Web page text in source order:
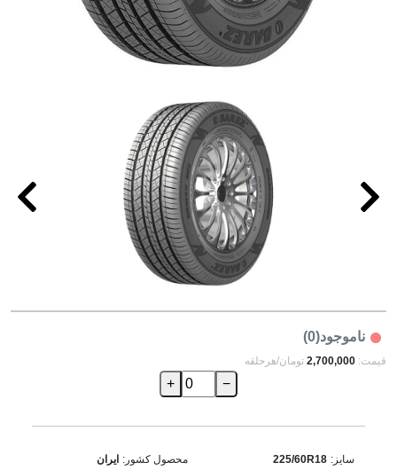
ناموجود(0)
قیمت: 2,700,000 تومان/هرحلقه
−
+
سایز: 225/60R18
محصول کشور: ایران